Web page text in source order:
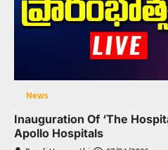
News
Inauguration Of ‘The
Apollo Hospitals